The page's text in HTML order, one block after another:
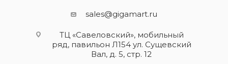
sales@gigamart.ru
ТЦ «Савеловский», мобильный
ряд, павильон Л154 ул. Сущевский
Вал, д. 5, стр. 12